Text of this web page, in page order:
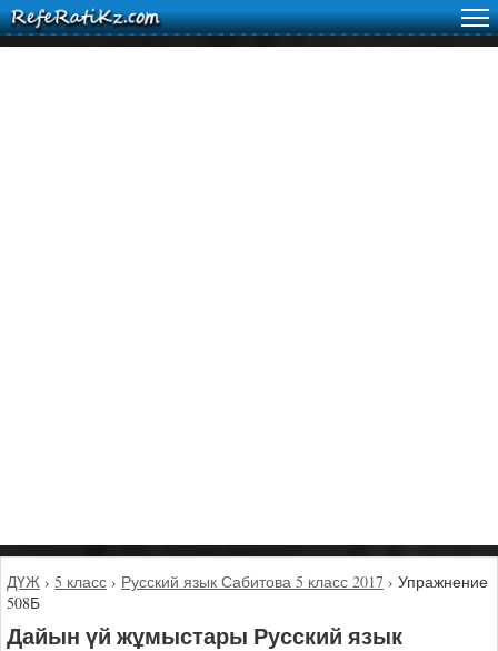
ДҮЖ › 5 класс › Русский язык Сабитова 5 класс 2017 › Упражнение
508Б
Дайын үй жұмыстары Русский язык